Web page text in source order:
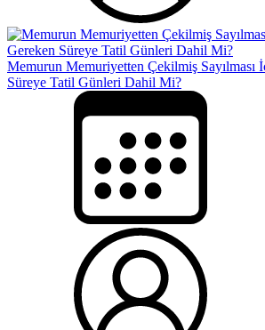
Memurun Memuriyetten Çekilmiş Sayılması
Süreye Tatil Günleri Dahil Mi?